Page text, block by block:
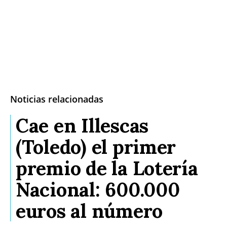
Noticias relacionadas
Cae en Illescas
(Toledo) el primer
premio de la Lotería
Nacional: 600.000
euros al número